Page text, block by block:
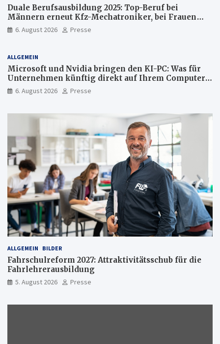
Duale Berufsausbildung 2025: Top-Beruf bei
Männern erneut Kfz-Mechatroniker, bei Frauen
medizinische Fachangestellte
6. August 2026 Presse
ALLGEMEIN
Microsoft und Nvidia bringen den KI-PC: Was für
Unternehmen künftig direkt auf Ihrem Computer
läuft und was weiter in der Cloud bleibt
6. August 2026 Presse
ALLGEMEIN BILDER
Fahrschulreform 2027: Attraktivitätsschub für die
Fahrlehrerausbildung
5. August 2026 Presse